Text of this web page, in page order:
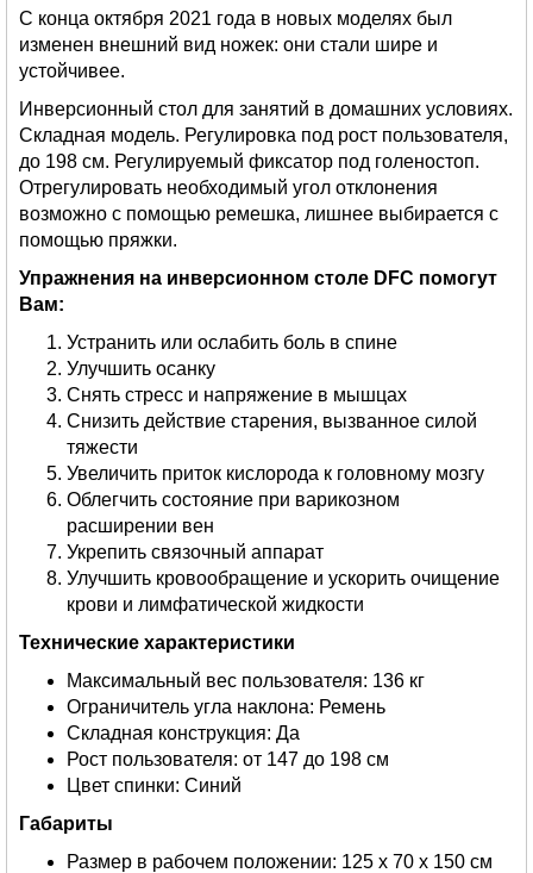
С конца октября 2021 года в новых моделях был
изменен внешний вид ножек: они стали шире и
устойчивее.
Инверсионный стол для занятий в домашних условиях.
Складная модель. Регулировка под рост пользователя,
до 198 см. Регулируемый фиксатор под голеностоп.
Отрегулировать необходимый угол отклонения
возможно с помощью ремешка, лишнее выбирается с
помощью пряжки.
Упражнения на инверсионном столе DFC помогут
Вам:
Устранить или ослабить боль в спине
Улучшить осанку
Cнять стресс и напряжение в мышцах
Снизить действие старения, вызванное силой
тяжести
Увеличить приток кислорода к головному мозгу
Облегчить состояние при варикозном
расширении вен
Укрепить связочный аппарат
Улучшить кровообращение и ускорить очищение
крови и лимфатической жидкости
Технические характеристики
Максимальный вес пользователя: 136 кг
Ограничитель угла наклона: Ремень
Складная конструкция: Да
Рост пользователя: от 147 до 198 см
Цвет спинки: Синий
Габариты
Размер в рабочем положении: 125 х 70 х 150 см